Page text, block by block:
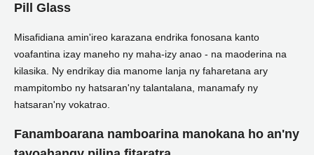
Pill Glass
Misafidiana amin'ireo karazana endrika fonosana kanto
voafantina izay maneho ny maha-izy anao - na maoderina na
kilasika. Ny endrikay dia manome lanja ny faharetana ary
mampitombo ny hatsaran'ny talantalana, manamafy ny
hatsaran'ny vokatrao.
Fanamboarana namboarina manokana ho an'ny